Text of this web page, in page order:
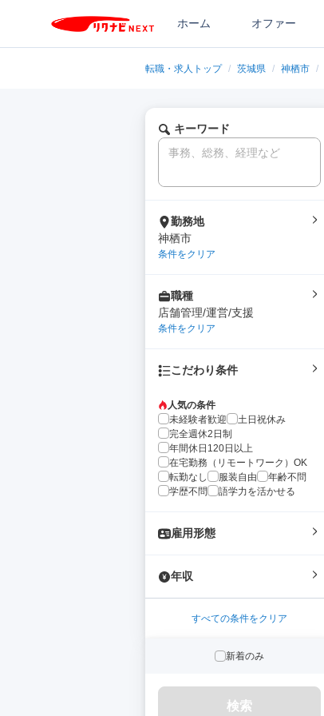
ホーム オファー
転職・求人トップ / 茨城県 / 神栖市 /
キーワード
勤務地
神栖市
条件をクリア
職種
店舗管理/運営/支援
条件をクリア
こだわり条件
人気の条件
未経験者歓迎
土日祝休み
完全週休2日制
年間休日120日以上
在宅勤務（リモートワーク）OK
転勤なし
服装自由
年齢不問
学歴不問
語学力を活かせる
雇用形態
年収
すべての条件をクリア
新着のみ
検索